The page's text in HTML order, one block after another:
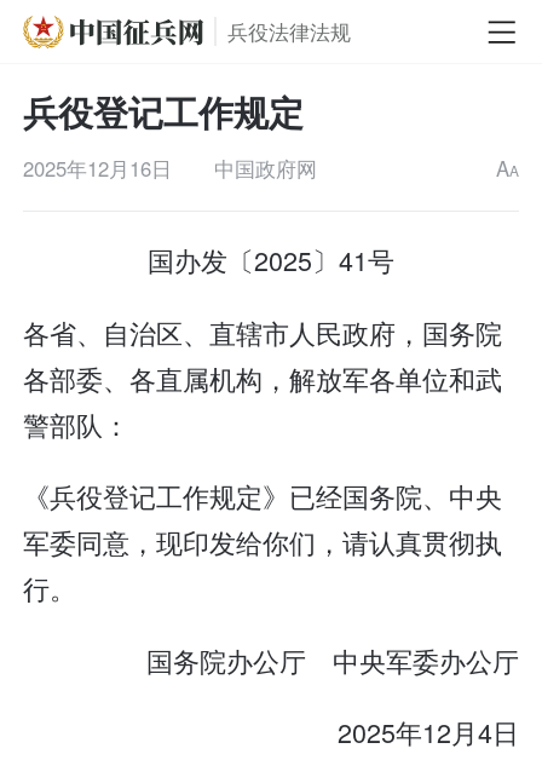
兵役法律法规
兵役登记工作规定
2025年12月16日 中国政府网 AA
国办发〔2025〕41号
各省、自治区、直辖市人民政府，国务院
各部委、各直属机构，解放军各单位和武
警部队：
《兵役登记工作规定》已经国务院、中央
军委同意，现印发给你们，请认真贯彻执
行。
国务院办公厅 中央军委办公厅
2025年12月4日